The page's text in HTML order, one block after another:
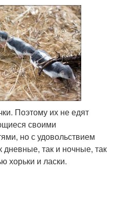
Поэтому их не едят
своими
но с удовольствием
так и ночные, так
хорьки и ласки.